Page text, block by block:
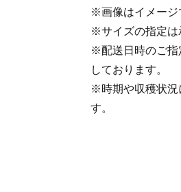
※画像はイメージ
※サイズの指定は
※配送日時のご指
しております。
※時期や収穫状況
す。